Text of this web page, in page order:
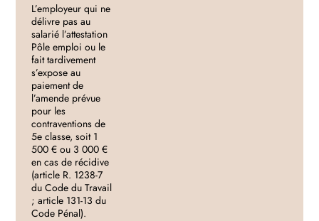
L’employeur qui ne
délivre pas au
salarié l’attestation
Pôle emploi ou le
fait tardivement
s’expose au
paiement de
l’amende prévue
pour les
contraventions de
5e classe, soit 1
500 € ou 3 000 €
en cas de récidive
(article R. 1238-7
du Code du Travail
; article 131-13 du
Code Pénal).